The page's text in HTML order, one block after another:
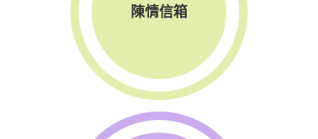
陳情信箱